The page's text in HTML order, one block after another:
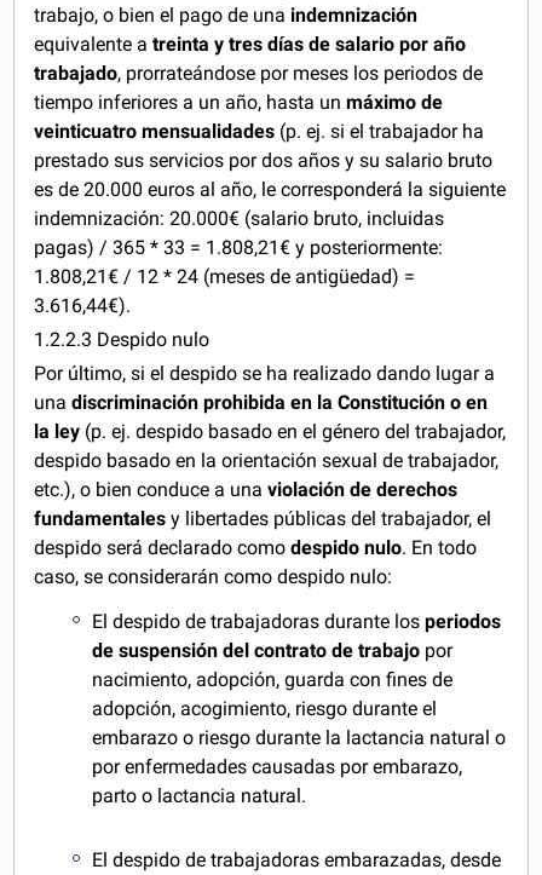
trabajo, o bien el pago de una indemnización
equivalente atreinta y tres días de salario por año
trabajado, prorrateándose por meses los periodos de
tiempo inferiores a un año, hasta unmáximo de
veinticuatro mensualidades (p. ej. si el trabajador ha
prestado sus servicios por dos años y su salario bruto
es de 20.000 euros al año, le corresponderá la siguiente
indemnización: 20.000€ (salario bruto, incluidas
pagas) / 365 * 33 = 1.808,21€ y posteriormente:
1.808,21€ / 12 * 24 (meses de antigüedad) =
3.616,44€).
1.2.2.3 Despido nulo
Por último, si el despido se ha realizado dando lugar a
unadiscriminación prohibida en la Constitución o en
la ley (p. ej. despido basado en el género del trabajador,
despido basado en la orientación sexual de trabajador,
etc.), o bien conduce a unaviolación de derechos
fundamentales y libertades públicas del trabajador, el
despido será declarado comodespido nulo. En todo
caso, se considerarán como despido nulo:
El despido de trabajadoras durante losperiodos
de suspensión del contrato de trabajo por
nacimiento, adopción, guarda con fines de
adopción, acogimiento, riesgo durante el
embarazo o riesgo durante la lactancia natural o
por enfermedades causadas por embarazo,
parto o lactancia natural.
El despido de trabajadoras embarazadas, desde